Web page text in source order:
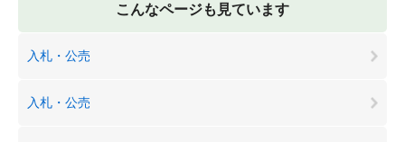
こんなページも見ています
入札・公売
入札・公売